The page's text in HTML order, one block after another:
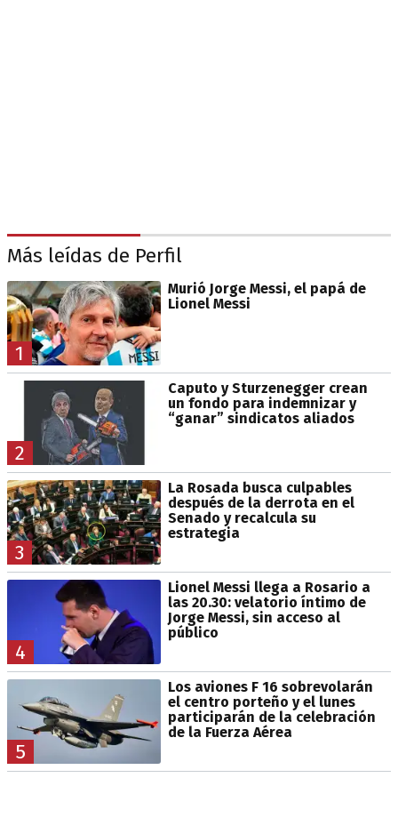
Más leídas de Perfil
1
Murió Jorge Messi, el papá de
Lionel Messi
2
Caputo y Sturzenegger crean
un fondo para indemnizar y
“ganar” sindicatos aliados
3
La Rosada busca culpables
después de la derrota en el
Senado y recalcula su
estrategia
4
Lionel Messi llega a Rosario a
las 20.30: velatorio íntimo de
Jorge Messi, sin acceso al
público
5
Los aviones F 16 sobrevolarán
el centro porteño y el lunes
participarán de la celebración
de la Fuerza Aérea